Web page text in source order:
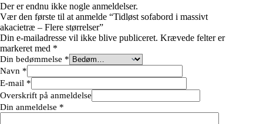
Der er endnu ikke nogle anmeldelser.
Vær den første til at anmelde “Tidløst sofabord i massivt
akacietræ – Flere størrelser”
Din e-mailadresse vil ikke blive publiceret. Krævede felter er
markeret med *
Din bedømmelse *
Navn *
E-mail *
Overskrift på anmeldelse
Din anmeldelse *